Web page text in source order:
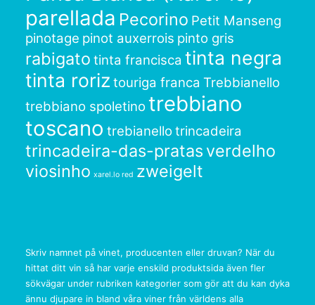
parellada Pecorino Petit Manseng
pinotage pinot auxerrois pinto gris
rabigato tinta francisca tinta negra
tinta roriz touriga franca Trebbianello
trebbiano spoletino trebbiano
toscano trebianellotrincadeira
trincadeira-das-pratas verdelho
viosinho xarel.lo red zweigelt
Skriv namnet på vinet, producenten eller druvan? När du
hittat ditt vin så har varje enskild produktsida även fler
sökvägar under rubriken kategorier som gör att du kan dyka
ännu djupare in bland våra viner från världens alla